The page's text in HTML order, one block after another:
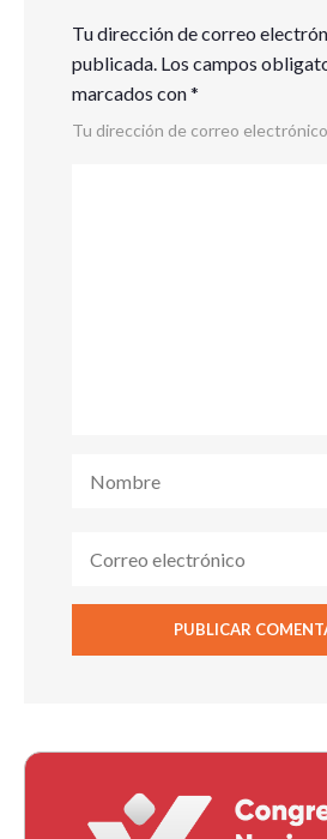
Tu dirección de correo
publicada. Los campos
marcados con*
Tu dirección de correo